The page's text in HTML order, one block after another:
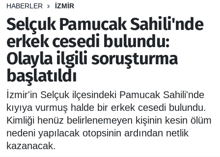
HABERLER İZMİR
Selçuk Pamucak Sahili'nde
erkek cesedi bulundu:
Olayla ilgili soruşturma
başlatıldı
İzmir'in Selçuk ilçesindeki Pamucak Sahili'nde
kıyıya vurmuş halde bir erkek cesedi bulundu.
Kimliği henüz belirlenemeyen kişinin kesin ölüm
nedeni yapılacak otopsinin ardından netlik
kazanacak.
DEPREM
GENEL
EKONOMİ
SİYASET
SPOR
ASAYİŞ
İzmir Namaz Vakitleri
İzmir Trafik Yoğunluk Haritası
Puan Durumu ve Fikstür
Tüm Manşetler
Son Dakika Haberleri
Haber Arşivi